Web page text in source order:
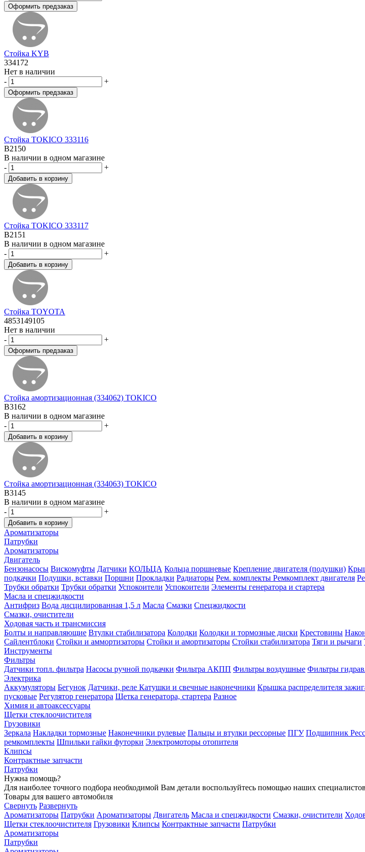
Стойка KYB
334172
Нет в наличии
-
+
Стойка TOKICO 333116
B2150
В наличии в одном магазине
-
+
Стойка TOKICO 333117
B2151
В наличии в одном магазине
-
+
Стойка TOYOTA
4853149105
Нет в наличии
-
+
Стойка амортизационная (334062) TOKICO
B3162
В наличии в одном магазине
-
+
Стойка амортизационная (334063) TOKICO
B3145
В наличии в одном магазине
-
+
Ароматизаторы
Патрубки
Ароматизаторы
Двигатель
Бензонасосы Вискомуфты Датчики КОЛЬЦА Кольца поршневые Крепление двигателя (подушки)
подкачки Подушки, вставки Поршни Прокладки Радиаторы Рем. комплекты Ремкомплект двигателя
Трубки обратки Трубки обратки Успокоители Успокоители Элементы генератора и стартера
Масла и спецжидкости
Антифриз Вода дисцилированная 1,5 л Масла Смазки Спецжидкости
Смазки, очистители
Ходовая часть и трансмиссия
Болты и направляющие Втулки стабилизатора Колодки Колодки и тормозные диски Крестовины
Сайлентблоки Стойки и аммортизаторы Стойки и амортизаторы Стойки стабилизатора Тяги и рычаги
Инструменты
Фильтры
Датчики топл. фильтра Насосы ручной подкачки Фильтра АКПП Фильтры воздушные Фильтры
Электрика
Аккумуляторы Бегунок Датчики, реле Катушки и свечные наконечники Крышка распределителя
пусковые Регулятор генератора Щетка генератора, стартера Разное
Химия и автоаксессуары
Щетки стеклоочистителя
Грузовики
Зеркала Накладки тормозные Наконечники рулевые Пальцы и втулки рессорные ПГУ Подшипник
ремкомплекты Шпильки гайки футорки Электромоторы отопителя
Клипсы
Контрактные запчасти
Патрубки
Нужна помощь?
Для наиболее точного подбора необходимой Вам детали воспользуйтесь помощью наших
Товары для вашего автомобиля
Свернуть Развернуть
Ароматизаторы Патрубки Ароматизаторы Двигатель Масла и спецжидкости Смазки, очистители
Щетки стеклоочистителя Грузовики Клипсы Контрактные запчасти Патрубки
Ароматизаторы
Патрубки